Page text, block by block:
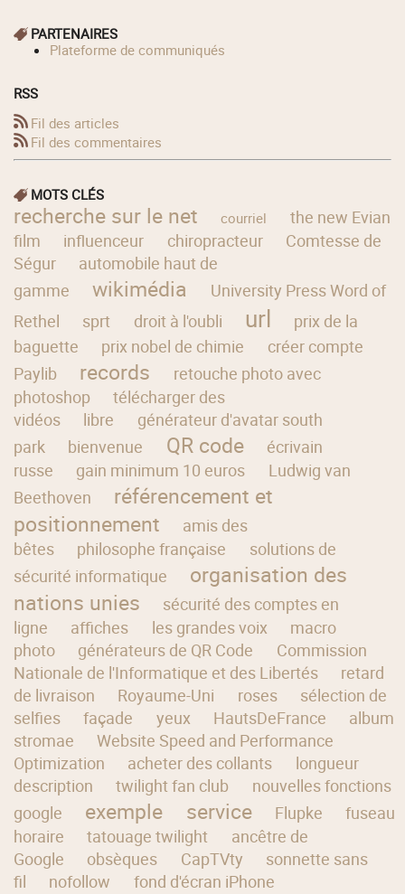
PARTENAIRES
Plateforme de communiqués
RSS
Fil des articles
Fil des commentaires
MOTS CLÉS
recherche sur le net courriel
the new Evian
film
influenceur chiropracteur
Comtesse de
Ségur
automobile haut de
gamme
wikimédia
University Press Word of
Rethel
sprt droit à l'oubli url
prix de la
baguette
prix nobel de chimie
créer compte
Paylib
records
retouche photo avec
photoshop
télécharger des
vidéos
libre
générateur d'avatar south
park
bienvenue QR code
écrivain
russe
gain minimum 10 euros
Ludwig van
Beethoven
référencement et
positionnement
amis des
bêtes
philosophe française
solutions de
sécurité informatique
organisation des
nations unies
sécurité des comptes en
ligne
affiches les grandes voix
macro
photo
générateurs de QR Code
Commission
Nationale de l'Informatique et des Libertés
retard
de livraison
Royaume-Uni roses
sélection de
selfies
façade yeux HautsDeFrance
album
stromae
Website Speed and Performance
Optimization
acheter des collants
longueur
description
twilight fan club
nouvelles fonctions
google
exemple service Flupke
fuseau
horaire
tatouage twilight
ancêtre de
Google
obsèques CapTVty
sonnette sans
fil
nofollow fond d'écran iPhone